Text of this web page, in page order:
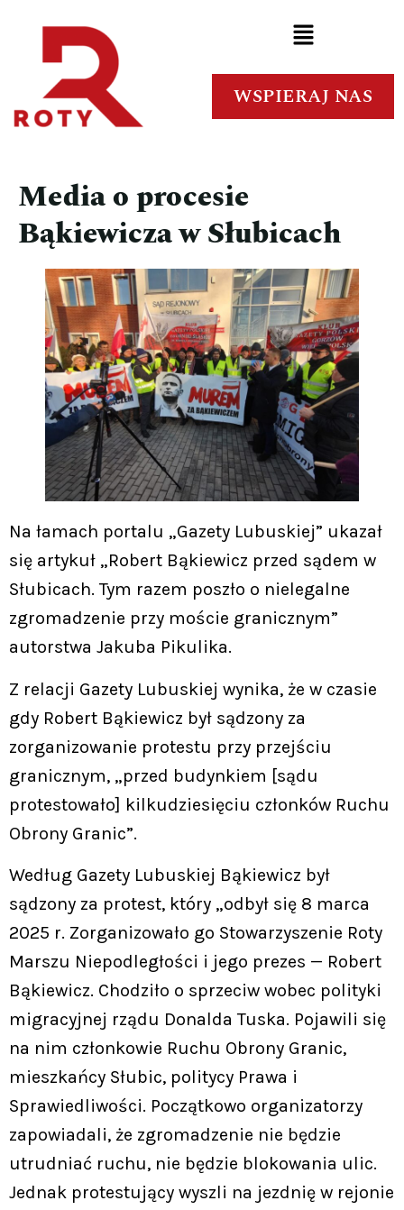
WSPIERAJ NAS
Media o procesie
Bąkiewicza w Słubicach
Na łamach portalu „Gazety Lubuskiej” ukazał
się artykuł „Robert Bąkiewicz przed sądem w
Słubicach. Tym razem poszło o nielegalne
zgromadzenie przy moście granicznym”
autorstwa Jakuba Pikulika.
Z relacji Gazety Lubuskiej wynika, że w czasie
gdy Robert Bąkiewicz był sądzony za
zorganizowanie protestu przy przejściu
granicznym, „przed budynkiem [sądu
protestowało] kilkudziesięciu członków Ruchu
Obrony Granic”.
Według Gazety Lubuskiej Bąkiewicz był
sądzony za protest, który „odbył się 8 marca
2025 r. Zorganizowało go Stowarzyszenie Roty
Marszu Niepodległości i jego prezes — Robert
Bąkiewicz. Chodziło o sprzeciw wobec polityki
migracyjnej rządu Donalda Tuska. Pojawili się
na nim członkowie Ruchu Obrony Granic,
mieszkańcy Słubic, politycy Prawa i
Sprawiedliwości. Początkowo organizatorzy
zapowiadali, że zgromadzenie nie będzie
utrudniać ruchu, nie będzie blokowania ulic.
Jednak protestujący wyszli na jezdnię w rejonie